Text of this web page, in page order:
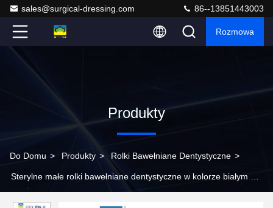
sales@surgical-dressing.com 86--13851443003
Rozmowa
Produkty
Do Domu > Produkty > Rolki Bawełniane Dentystyczne >
Sterylne małe rolki bawełniane dentystyczne w kolorze białym do